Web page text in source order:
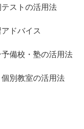
ストの活用法
ドバイス
備校・塾の活用法
別教室の活用法